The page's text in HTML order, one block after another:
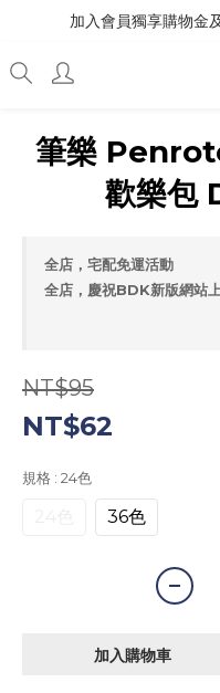
加入會員獨享購物金
筆樂
歡樂包
全店，宅配免運活動
全店，慶祝BDK新版網站
NT$95
NT$62
規格 : 24色
36色
加入購物車